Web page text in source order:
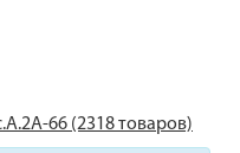
66 (2318 товаров)